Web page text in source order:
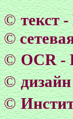
© текст
©
© OCR -
©
©